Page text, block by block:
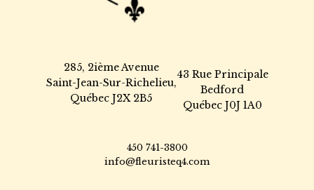
285, 2ième Avenue
Saint-Jean-Sur-Richelieu,
Québec J2X 2B5
43 Rue Principale
Bedford
Québec J0J 1A0
450 741-3800
info@fleuristeq4.com